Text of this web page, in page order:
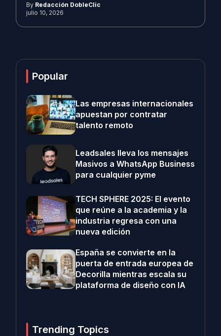
By Redacción DobleClic
julio 10, 2026
Popular
Las empresas internacionales
apuestan por contratar
talento remoto
Leadsales lleva los mensajes
Masivos a WhatsApp Business
para cualquier pyme
TECH SPHERE 2025: El evento
que reúne a la academia y la
industria regresa con una
nueva edición
España se convierte en la
puerta de entrada europea de
Decorilla mientras escala su
plataforma de diseño con IA
Trending Topics